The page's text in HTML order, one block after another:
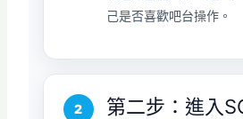
己是否喜歡吧台操作。
第二步：進入